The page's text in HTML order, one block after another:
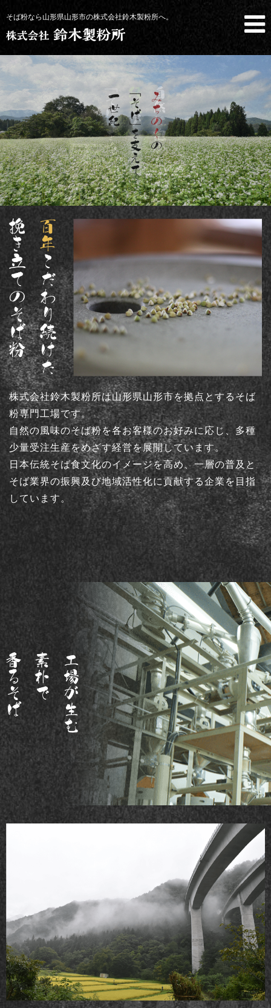
そば粉なら山形県山形市の株式会社鈴木製粉所へ。
株式会社鈴木製粉所は山形県山形市を拠点とするそば
粉専門工場です。
自然の風味のそば粉を各お客様のお好みに応じ、多種
少量受注生産をめざす経営を展開しています。
日本伝統そば食文化のイメージを高め、一層の普及と
そば業界の振興及び地域活性化に貢献する企業を目指
しています。